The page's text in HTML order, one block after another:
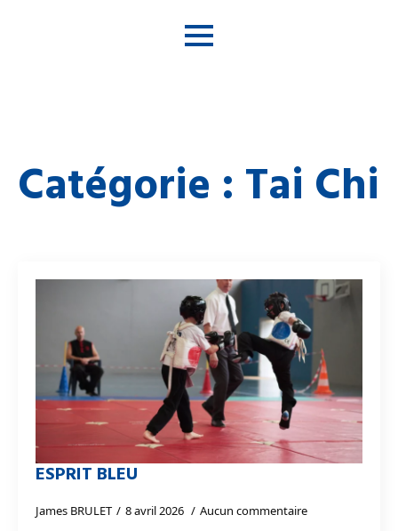
Catégorie : Tai Chi
ESPRIT BLEU
James BRULET 8 avril 2026 Aucun commentaire